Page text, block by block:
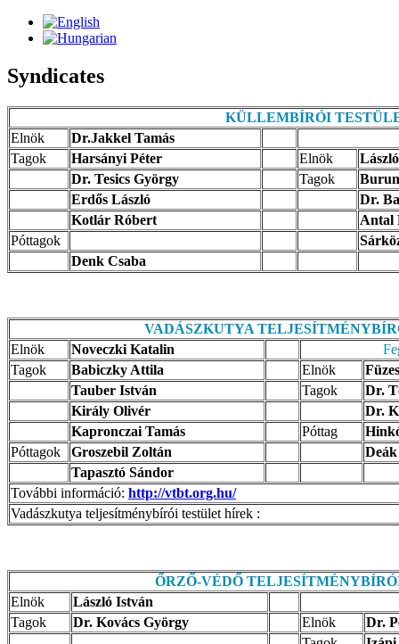
Syndicates
KÜLLEMBÍRÓI
Elnök
Dr.Jakkel Tamás
Tagok
Harsányi Péter Elnök
Dr. Tesics György
Tagok
Erdős László
Dr.
Kotlár Róbert
Antal
Póttagok
Denk Csaba
VADÁSZKUTYA
Elnök
Noveczki Katalin
Tagok
Babiczky Attila Elnök
Tauber István
Tagok
Dr.
Király Olivér
Dr.
Kapronczai Tamás
Póttag
Póttagok
Groszebil Zoltán
Tapasztó Sándor
További információ: http://vtbt.org.hu/
Vadászkutya teljesítménybírói testület hírek :
ŐRZŐ-VÉDŐ
Elnök
László István
Tagok
Dr. Kovács György Elnök
Dr.